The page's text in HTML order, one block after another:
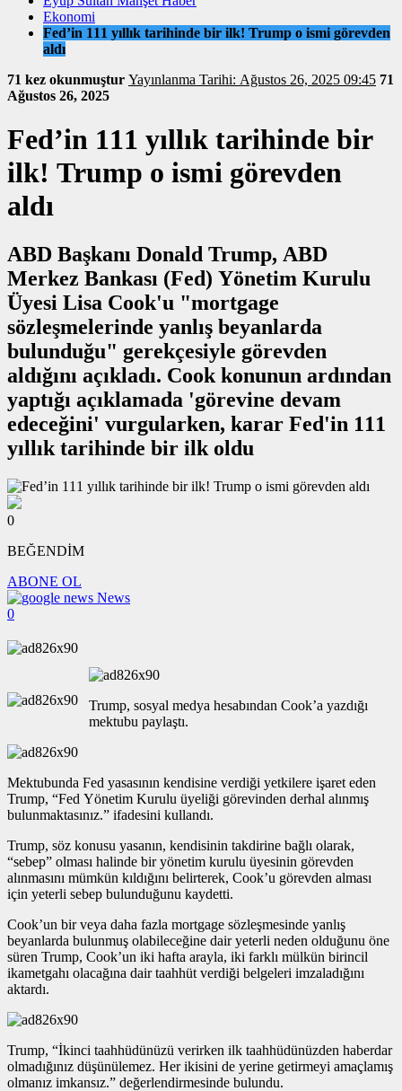
Ekonomi
Fed’in 111 yıllık tarihinde bir ilk! Trump o ismi görevden
aldı
71 kez okunmuştur
Yayınlanma Tarihi: Ağustos 26, 2025 09:45 71
Ağustos 26, 2025
Fed’in 111 yıllık tarihinde bir
ilk! Trump o ismi görevden
aldı
ABD Başkanı Donald Trump, ABD
Merkez Bankası (Fed) Yönetim Kurulu
Üyesi Lisa Cook'u "mortgage
sözleşmelerinde yanlış beyanlarda
bulunduğu" gerekçesiyle görevden
aldığını açıkladı. Cook konunun ardından
yaptığı açıklamada 'görevine devam
edeceğini' vurgularken, karar Fed'in 111
yıllık tarihinde bir ilk oldu
0
BEĞENDİM
ABONE OL
News
0
Trump, sosyal medya hesabından Cook’a yazdığı
mektubu paylaştı.
Mektubunda Fed yasasının kendisine verdiği yetkilere işaret eden
Trump, “Fed Yönetim Kurulu üyeliği görevinden derhal alınmış
bulunmaktasınız.” ifadesini kullandı.
Trump, söz konusu yasanın, kendisinin takdirine bağlı olarak,
“sebep” olması halinde bir yönetim kurulu üyesinin görevden
alınmasını mümkün kıldığını belirterek, Cook’u görevden alması
için yeterli sebep bulunduğunu kaydetti.
Cook’un bir veya daha fazla mortgage sözleşmesinde yanlış
beyanlarda bulunmuş olabileceğine dair yeterli neden olduğunu öne
süren Trump, Cook’un iki hafta arayla, iki farklı mülkün birincil
ikametgahı olacağına dair taahhüt verdiği belgeleri imzaladığını
aktardı.
Trump, “İkinci taahhüdünüzü verirken ilk taahhüdünüzden haberdar
olmadığınız düşünülemez. Her ikisini de yerine getirmeyi amaçlamış
olmanız imkansız.” değerlendirmesinde bulundu.